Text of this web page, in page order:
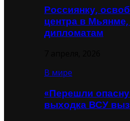
Россиянку,
центра в
дипломатам
В мире
«Перешли
выходка ВСУ